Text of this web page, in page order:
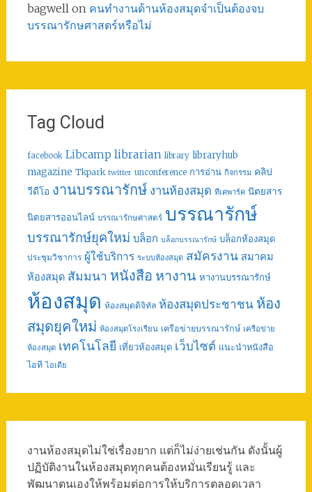
bagwell on คนทำงานด้านห้องสมุดจำเป็นต้องจบ
บรรณารักษศาสตร์หรือไม่
Tag Cloud
facebook Libcamp librarian library libraryhub
magazine Tkpark twitter unconference การอ่าน กิจกรรม คลิป
วีดีโอ งานบรรณารักษ์ งานห้องสมุด ทีเคพาร์ค นิตยสาร
นิตยสารออนไลน์ บรรณารักษศาสตร์ บรรณารักษ์
บรรณารักษ์ยุคใหม่ บล็อก บล็อกบรรณารักษ์ บล็อกห้องสมุด
ประชุมวิชาการ ผู้ใช้บริการ ระบบห้องสมุด สมัครงาน สมาคม
ห้องสมุด สัมมนา หนังสือ หางาน หางานบรรณารักษ์
ห้องสมุด ห้องสมุดดิจิทัล ห้องสมุดประชาชน ห้อง
สมุดยุคใหม่ ห้องสมุดโรงเรียน เครือข่ายบรรณารักษ์ เครือข่าย
ห้องสมุด เทคโนโลยี เที่ยวห้องสมุด เว็บไซต์ แนะนำหนังสือ
ไอที ไอเดีย
งานห้องสมุดไม่ใช่เรื่องยาก แต่ก็ไม่ง่ายเช่นกัน ดังนั้นผู้
ปฏิบัติงานในห้องสมุดทุกคนต้องหมั่นเรียนรู้ และ
พัฒนาตนเองให้พร้อมต่อการให้บริการตลอดเวลา